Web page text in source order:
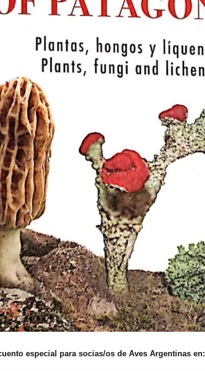
especial para socias/os de Aves Argentinas en: